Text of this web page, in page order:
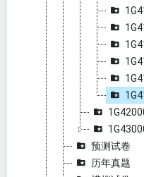
预测试卷
历年真题